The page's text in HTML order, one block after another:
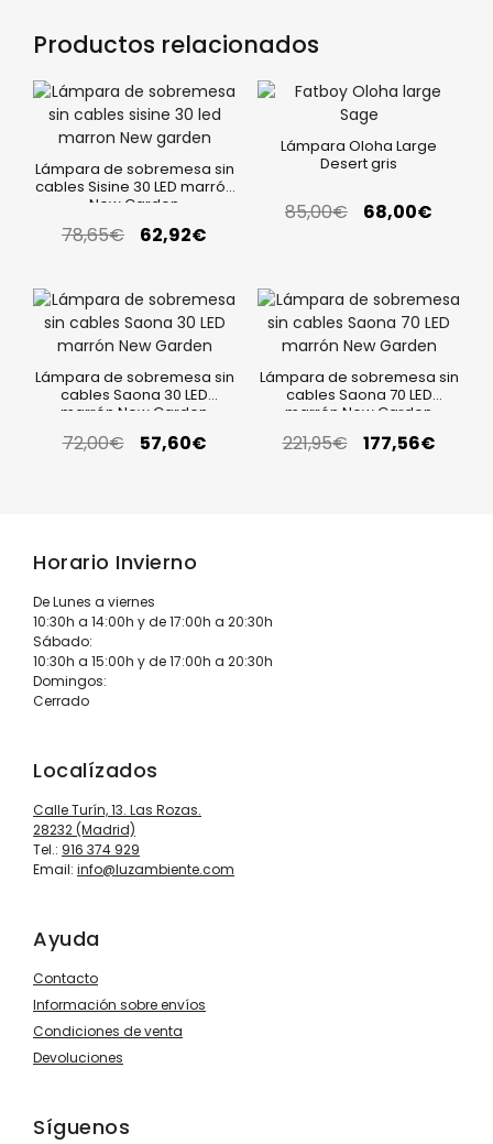
Productos relacionados
Lámpara de sobremesa sin
cables Sisine 30 LED marrón
New Garden
78,65€ 62,92€
Lámpara Oloha Large
Desert gris
85,00€ 68,00€
Lámpara de sobremesa sin
cables Saona 30 LED
marrón New Garden
72,00€ 57,60€
Lámpara de sobremesa sin
cables Saona 70 LED
marrón New Garden
221,95€ 177,56€
Horario Invierno
De Lunes a viernes
10:30h a 14:00h y de 17:00h a 20:30h
Sábado:
10:30h a 15:00h y de 17:00h a 20:30h
Domingos:
Cerrado
Localízados
Calle Turín, 13. Las Rozas.
28232 (Madrid)
Tel.: 916 374 929
Email: info@luzambiente.com
Ayuda
Contacto
Información sobre envíos
Condiciones de venta
Devoluciones
Síguenos